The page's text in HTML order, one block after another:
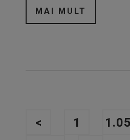
MAI MULT
< 1